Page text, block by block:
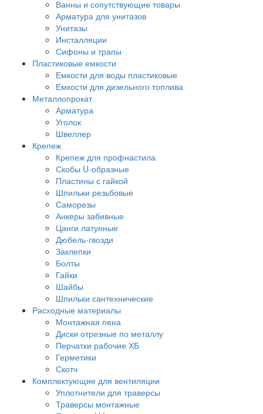
Ванны и сопутствующие товары
Арматура для унитазов
Унитазы
Инсталляции
Сифоны и трапы
Пластиковые емкости
Емкости для воды пластиковые
Емкости для дизельного топлива
Металлопрокат
Арматура
Уголок
Швеллер
Крепеж
Крепеж для профнастила
Скобы U-образные
Пластины с гайкой
Шпильки резьбовые
Саморезы
Анкеры забивные
Цанги латунные
Дюбель-гвозди
Заклепки
Болты
Гайки
Шайбы
Шпильки сантехнические
Расходные материалы
Монтажная пена
Диски отрезные по металлу
Перчатки рабочие ХБ
Герметики
Скотч
Комплектующие для вентиляции
Уплотнители для траверсы
Траверсы монтажные